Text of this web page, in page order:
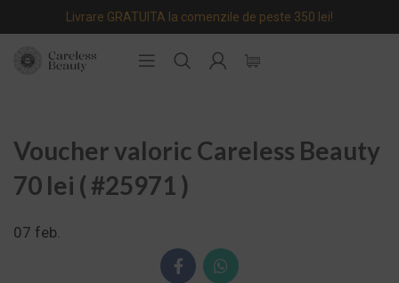
Livrare GRATUITA la comenzile de peste 350 lei!
Voucher valoric Careless Beauty
70 lei ( #25971 )
07 feb.